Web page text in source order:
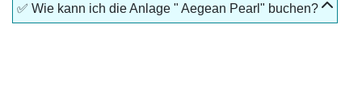
✅ Wie kann ich die Anlage " Aegean Pearl" buchen?